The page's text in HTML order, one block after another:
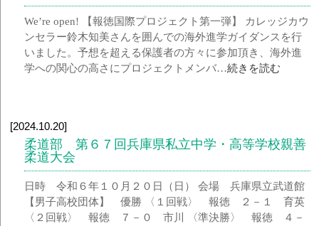
We’re open! 【報徳国際プロジェクト第一弾】 カレッジカウ
ンセラー鈴木知美さんを囲んでの海外進学ガイダンスを行
いました。予想を超える保護者の方々に参加頂き、海外進
学への関心の高さにプロジェクトメンバ…続きを読む
[2024.10.20]
柔道部 第６７回兵庫県私立中学・高等学校親善
柔道大会
日時 令和６年１０月２０日（日） 会場 兵庫県立武道館
【男子高校団体】 優勝 〈１回戦〉 報徳 ２－１ 育英
〈２回戦〉 報徳 ７－０ 市川 〈準決勝〉 報徳 ４－